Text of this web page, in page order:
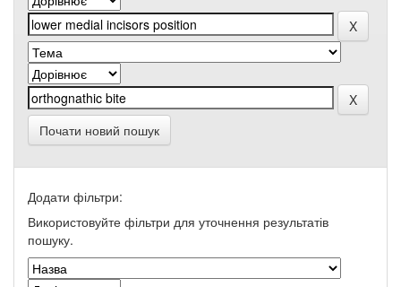
Почати новий пошук
Додати фільтри:
Використовуйте фільтри для уточнення результатів
пошуку.